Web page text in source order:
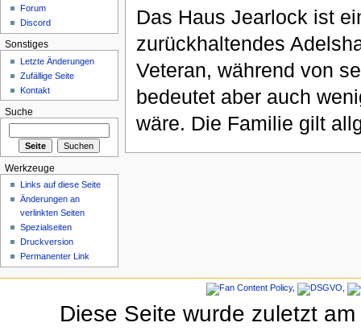
Das Haus Jearlock ist
zurückhaltendes
Veteran, während von
bedeutet aber auch
wäre. Die Familie gilt
Forum
Discord
Sonstiges
Letzte Änderungen
Zufällige Seite
Kontakt
Suche
Werkzeuge
Links auf diese Seite
Änderungen an
verlinkten Seiten
Spezialseiten
Druckversion
Permanenter Link
Diese Seite wurde zuletzt